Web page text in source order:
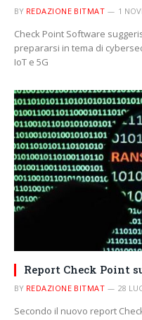
BY REDAZIONE BITMAT 1
Check Point Software
prepararsi in tema di
IoT e 5G
Report Check Point
BY REDAZIONE BITMAT 28
Secondo il nuovo report